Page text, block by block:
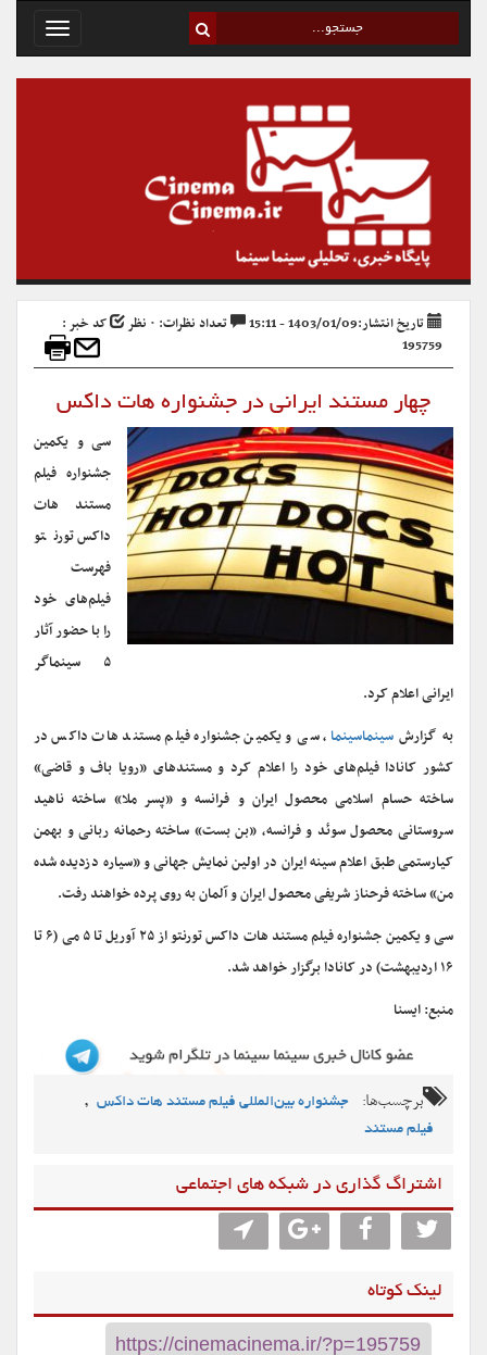
Toggle
تاریخ انتشار:1403/01/09 - 15:11 تعداد نظرات: ۰ نظر
کد خبر :
195759
چهار مستند ایرانی در جشنواره هات داکس
سی و یکمین
جشنواره فیلم
مستند هات
داکس تورنتو
فهرست
فیلم‌های خود
را با حضور آثار
۵ سینماگر
ایرانی اعلام کرد.
به گزارشسینماسینما، سی و یکمین جشنواره فیلم مستند هات داکس در
کشور کانادا فیلم‌های خود را اعلام کرد و مستندهای «رویا باف و قاضی»
ساخته حسام اسلامی محصول ایران و فرانسه و «پسر ملا» ساخته ناهید
سروستانی محصول سوئد و فرانسه، «بن بست» ساخته رحمانه ربانی و بهمن
کیارستمی طبق اعلام سینه ایران در اولین نمایش جهانی و «سیاره دزدیده شده
من» ساخته فرحناز شریفی محصول ایران و آلمان به روی پرده خواهند رفت.
سی و یکمین جشنواره فیلم مستند هات داکس تورنتو از ۲۵ آوریل تا ۵ می (۶ تا
۱۶ اردیبهشت) در کانادا برگزار خواهد شد.
منبع: ایسنا
برچسب‌ها: جشنواره بین‌المللی فیلم مستند هات داکس ,
فیلم مستند
اشتراگ گذاری در شبکه های اجتماعی
لینک کوتاه